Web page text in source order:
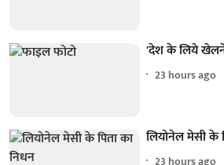
'देश के लिये
23 hours ago
लियोनेल मेसी के
23 hours ago